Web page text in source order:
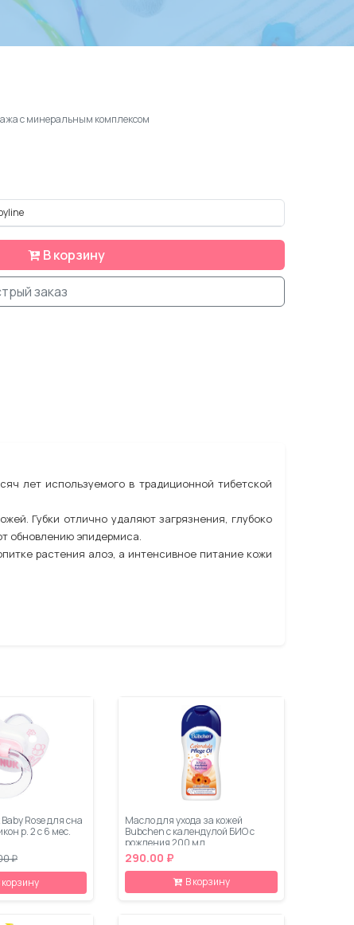
с минеральным комплексом
В корзину
заказ
лет используемого в традиционной тибетской
Губки отлично удаляют загрязнения, глубоко
обновлению эпидермиса.
растения алоэ, а интенсивное питание кожи
Rose для сна
р. 2 с 6 мес.
₽
корзину
Масло для ухода за кожей
Bubchen с календулой БИО с
рождения 200 мл
290.00 ₽
В корзину